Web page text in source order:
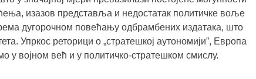
изазов представља и недостатак политичке воље
дугорочном повећању одбрамбених издатака, што
Упркос реторици о „стратешкој аутономијиˮ, Европа
у војном већ и у политичко-стратешком смислу.